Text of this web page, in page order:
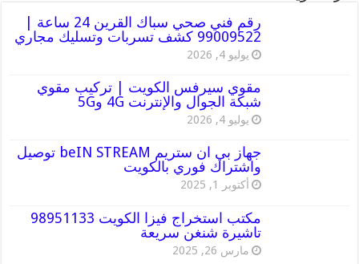
رقم فني صحي سباك القرين 24 ساعة |
99009522 كشف تسربات وتسليك مجاري
يوليو 4, 2026
مقوي سيرفس الكويت | تركيب مقوي
شبكة الجوال والإنترنت 4G و5G
يوليو 4, 2026
جهاز بي ان ستريم beIN STREAM توصيل
واشتراك فوري بالكويت
أكتوبر 1, 2025
مكتب استخراج فيزا الكويت 98951133
تاشيرة شنغن سريعة
مارس 26, 2025